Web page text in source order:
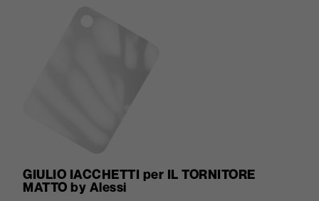
GIULIO IACCHETTI per IL TORNITORE
MATTO by Alessi